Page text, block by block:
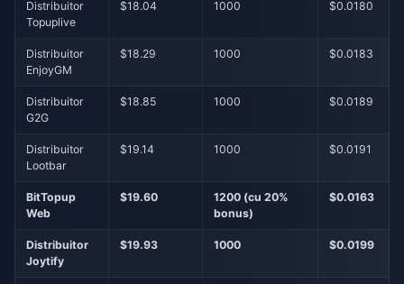
Distribuitor
Topuplive
$18.04 1000 $0.0180
Distribuitor
EnjoyGM
$18.29 1000 $0.0183
Distribuitor
G2G
$18.85 1000 $0.0189
Distribuitor
Lootbar
$19.14 1000 $0.0191
BitTopup
Web
$19.60
1200 (cu 20%
bonus)
$0.0163
Distribuitor
Joytify
$19.93 1000 $0.0199